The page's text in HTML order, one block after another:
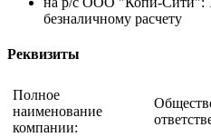
безналичному расчету
Реквизиты
Полное
наименование
компании: